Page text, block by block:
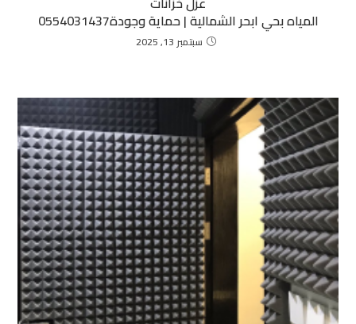
المياه بحي ابحر الشمالية | حماية وجودة0554031437
سبتمبر 13, 2025